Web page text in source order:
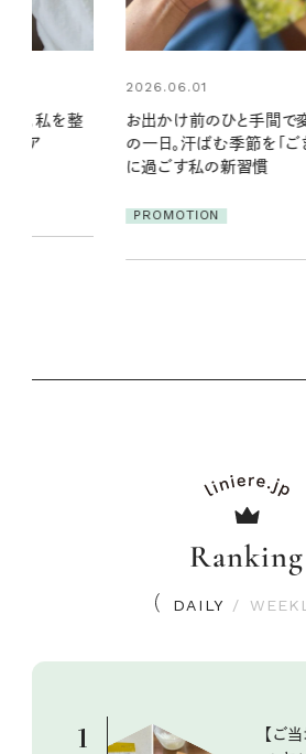
変わる、夏
ごきげん」
2026.07.24
夏の髪と心が瞬時にリフ
る【大人気のドライシャンプ
1本で汗ばむ季節も一日中
PROMOTION
Ranking
DAILY /
1
【ご